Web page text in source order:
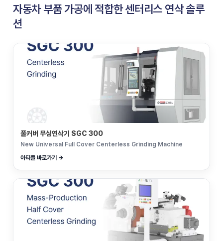
자동차 부품 가공에 적합한 센터리스 연삭 솔루
션
풀커버 무심연삭기 SGC 300
New Universal Full Cover Centerless Grinding Machine
아티클 바로가기 →